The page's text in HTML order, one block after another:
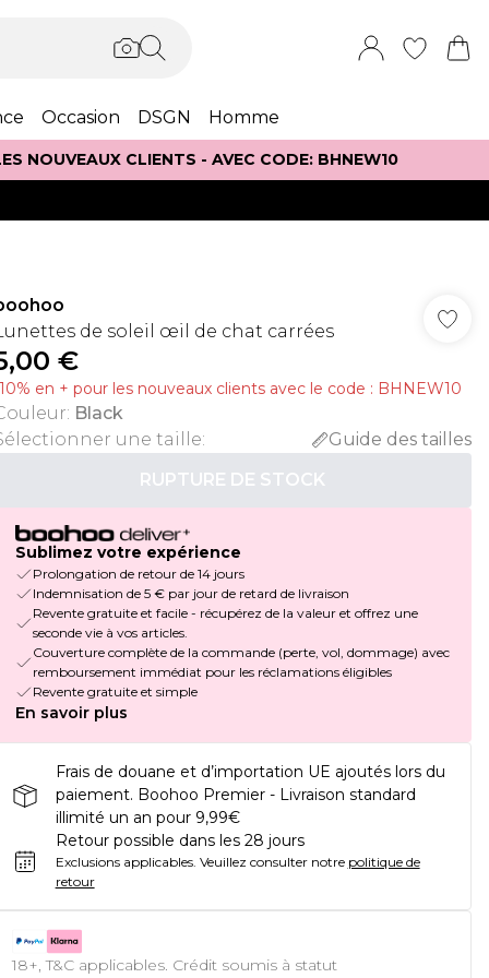
Occasion DSGN Homme
NOUVEAUX CLIENTS - AVEC CODE: BHNEW10
de soleil œil de chat carrées
€
en + pour les nouveaux clients avec le code : BHNEW10
: Black
une taille:
Guide des tailles
RUPTURE DE STOCK
Sublimez votre expérience
Prolongation de retour de 14 jours
Indemnisation de 5 € par jour de retard de livraison
Revente gratuite et facile - récupérez de la valeur et offrez une
seconde vie à vos articles.
Couverture complète de la commande (perte, vol, dommage) avec
remboursement immédiat pour les réclamations éligibles
Revente gratuite et simple
En savoir plus
Frais de douane et d’importation UE ajoutés lors du
paiement. Boohoo Premier - Livraison standard
illimité un an pour 9,99€
Retour possible dans les 28 jours
Exclusions applicables. Veuillez consulter notre politique de
retour
18+, T&C applicables. Crédit soumis à statut